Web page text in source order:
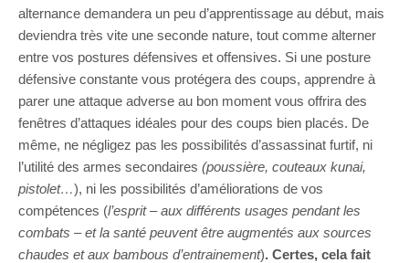
alternance demandera un peu d’apprentissage au début, mais
deviendra très vite une seconde nature, tout comme alterner
entre vos postures défensives et offensives. Si une posture
défensive constante vous protégera des coups, apprendre à
parer une attaque adverse au bon moment vous offrira des
fenêtres d’attaques idéales pour des coups bien placés. De
même, ne négligez pas les possibilités d’assassinat furtif, ni
l’utilité des armes secondaires (poussière, couteaux kunai,
pistolet…), ni les possibilités d’améliorations de vos
compétences (l’esprit – aux différents usages pendant les
combats – et la santé peuvent être augmentés aux sources
chaudes et aux bambous d’entrainement). Certes, cela fait